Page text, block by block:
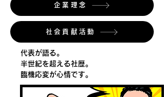
企業理念
社会貢献活動
代表が語る。
半世紀を超える社歴。
臨機応変が心情です。